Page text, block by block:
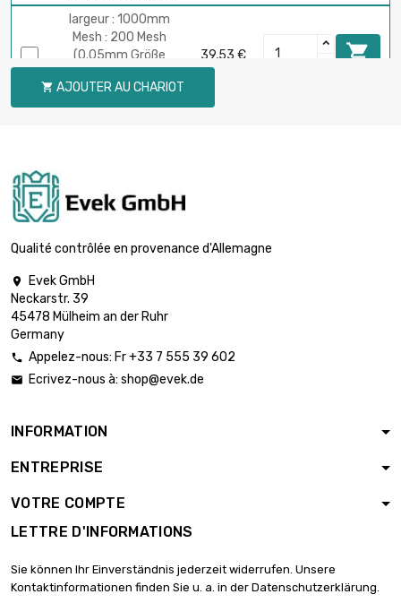
largeur : 1000mm
Mesh : 200 Mesh
(0.05mm Größe
longueur : 1 Meter
39,53 € 
Draht)
(0.05mm Größe
longueur : 15 Meter
600,00 €
largeur : 300mm
(0.15mm Größe Draht)
longueur : 0.1 Meter
2,02 €
Mesh : 60 Mesh
(0.15mm Größe Draht)
longueur : 0.2 Meter
longueur : 0.3 Meter
Mesh : 60 Mesh
(0.15mm Größe Draht)
longueur : 0.4 Meter
largeur : 300mm

 AJOUTER AU CHARIOT
Qualité contrôlée en provenance d'Allemagne

Evek GmbH
Neckarstr. 39
45478 Mülheim an der Ruhr
Germany
 Appelez-nous: Fr +33 7 555 39 602
 Ecrivez-nous à: shop@evek.de
INFORMATION
ENTREPRISE
VOTRE COMPTE
LETTRE D'INFORMATIONS
Sie können Ihr Einverständnis jederzeit widerrufen. Unsere
Kontaktinformationen finden Sie u. a. in der Datenschutzerklärung.